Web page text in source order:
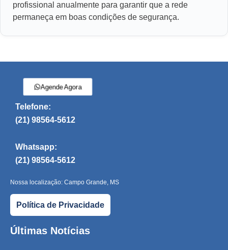
profissional anualmente para garantir que a rede
permaneça em boas condições de segurança.
Agende Agora
Telefone:
(21) 98564-5612
Whatsapp:
(21) 98564-5612
Nossa localização: Campo Grande, MS
Política de Privacidade
Últimas Notícias